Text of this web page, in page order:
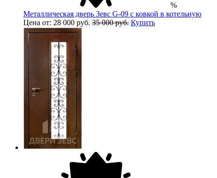
%
Металлическая дверь Зевс G-09 с ковкой в котельную
Цена от: 28 000 руб. 35 000 руб. Купить